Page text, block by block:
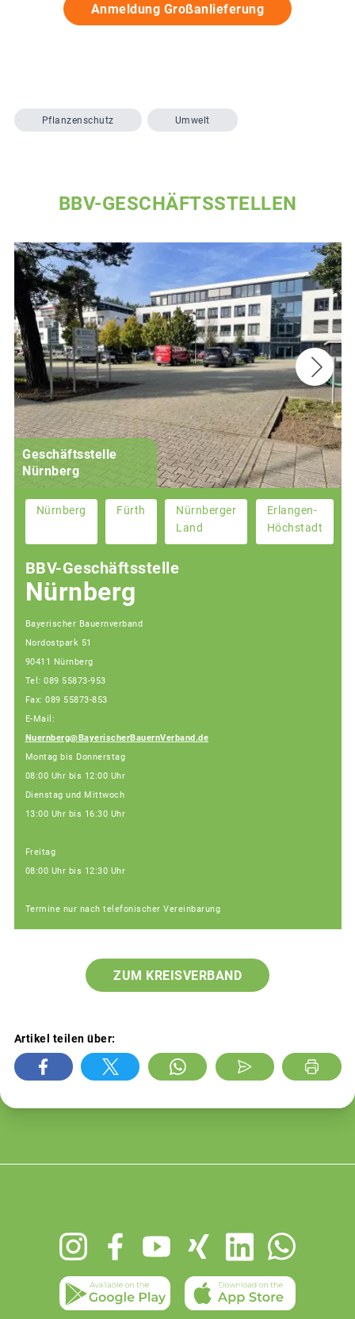
Anmeldung Großanlieferung
Pflanzenschutz Umwelt
BBV-GESCHÄFTSSTELLEN
Geschäftsstelle
Nürnberg
Nürnberg Fürth
Nürnberger
Land
Erlangen-
Höchstadt
BBV-Geschäftsstelle
Nürnberg
Bayerischer Bauernverband
Nordostpark 51
90411 Nürnberg
Tel: 089 55873-953
Fax: 089 55873-853
E-Mail:
Nuernberg@BayerischerBauernVerband.de
Montag bis Donnerstag
08:00 Uhr bis 12:00 Uhr
Dienstag und Mittwoch
13:00 Uhr bis 16:30 Uhr
Freitag
08:00 Uhr bis 12:30 Uhr
Termine nur nach telefonischer Vereinbarung
ZUM KREISVERBAND
Artikel teilen über: